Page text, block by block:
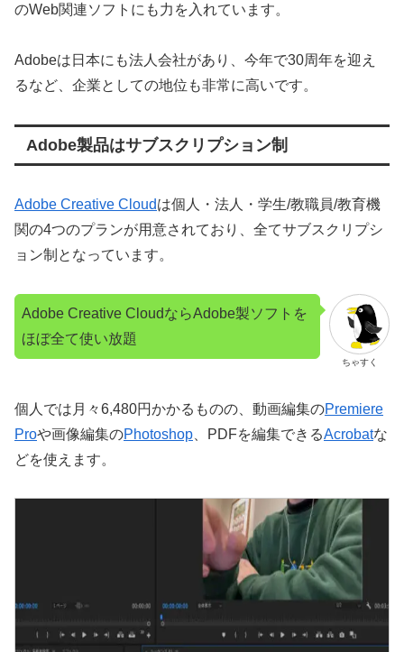
のWeb関連ソフトにも力を入れています。
Adobeは日本にも法人会社があり、今年で30周年を迎え
るなど、企業としての地位も非常に高いです。
Adobe製品はサブスクリプション制
Adobe Creative Cloudは個人・法人・学生/教職員/教育機
関の4つのプランが用意されており、全てサブスクリプシ
ョン制となっています。
ちゃすく
Adobe Creative CloudならAdobe製ソフトを
ほぼ全て使い放題
個人では月々6,480円かかるものの、動画編集のPremiere
Proや画像編集のPhotoshop 、PDFを編集できるAcrobatな
どを使えます。